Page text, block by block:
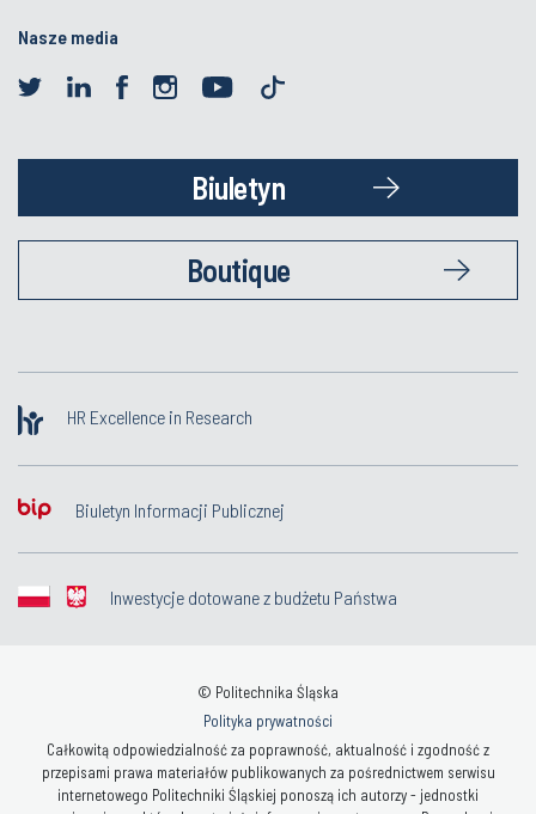
Nasze media
Biuletyn
Boutique
HR Excellence in Research
Biuletyn Informacji Publicznej
Inwestycje dotowane z budżetu Państwa
© Politechnika Śląska
Polityka prywatności
Całkowitą odpowiedzialność za poprawność, aktualność i zgodność z
przepisami prawa materiałów publikowanych za pośrednictwem serwisu
internetowego Politechniki Śląskiej ponoszą ich autorzy - jednostki